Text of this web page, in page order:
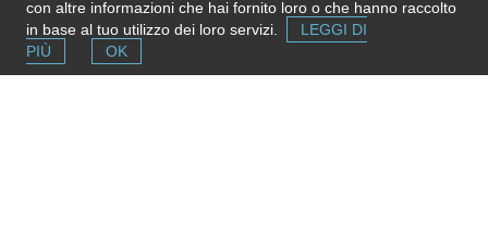
con altre informazioni che hai fornito loro o che hanno raccolto
in base al tuo utilizzo dei loro servizi.
LEGGI DI
PIÙ
OK